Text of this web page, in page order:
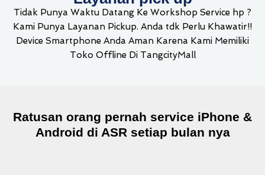
Tidak Punya Waktu Datang Ke Workshop Service hp ?
Kami Punya Layanan Pickup. Anda tdk Perlu Khawatir!!
Device Smartphone Anda Aman Karena Kami Memiliki
Toko Offline Di TangcityMall
Ratusan orang pernah service iPhone &
Android di ASR setiap bulan nya